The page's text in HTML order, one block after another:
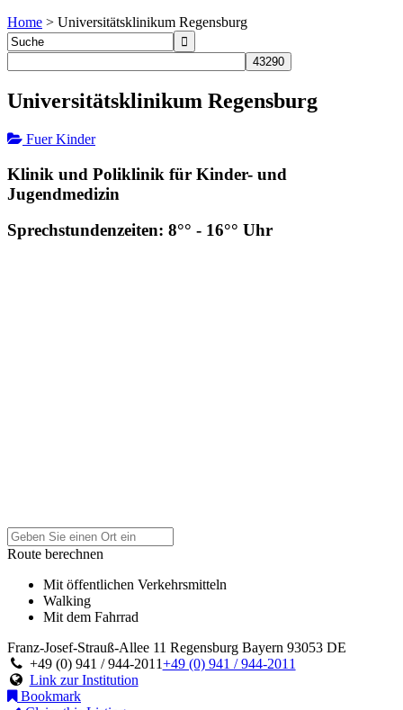
Home > Universitätsklinikum Regensburg
Universitätsklinikum Regensburg
Fuer Kinder
Klinik und Poliklinik für Kinder- und
Jugendmedizin
Sprechstundenzeiten: 8°° - 16°° Uhr
Route berechnen
Mit öffentlichen Verkehrsmitteln
Walking
Mit dem Fahrrad
Franz-Josef-Strauß-Allee 11 Regensburg Bayern 93053 DE
+49 (0) 941 / 944-2011+49 (0) 941 / 944-2011
Link zur Institution
Bookmark